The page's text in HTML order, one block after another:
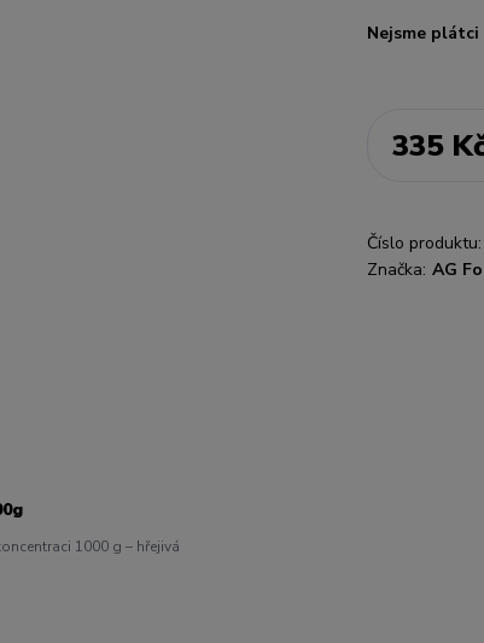
Nejsme plátci
335
Číslo produktu:
Značka: AG
1000 g – hřejivá